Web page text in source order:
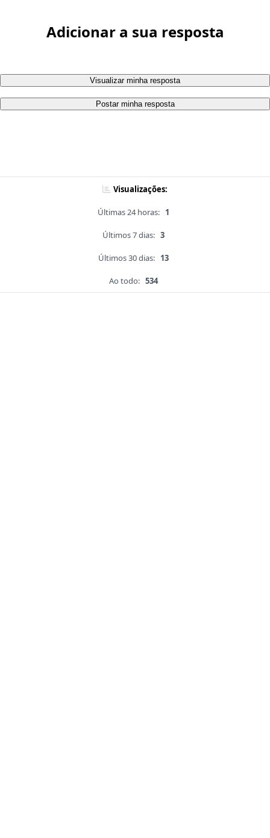
Adicionar a sua resposta
Visualizar minha resposta
Postar minha resposta
Visualizações:
Últimas 24 horas: 1
Últimos 7 dias: 3
Últimos 30 dias: 13
Ao todo: 534